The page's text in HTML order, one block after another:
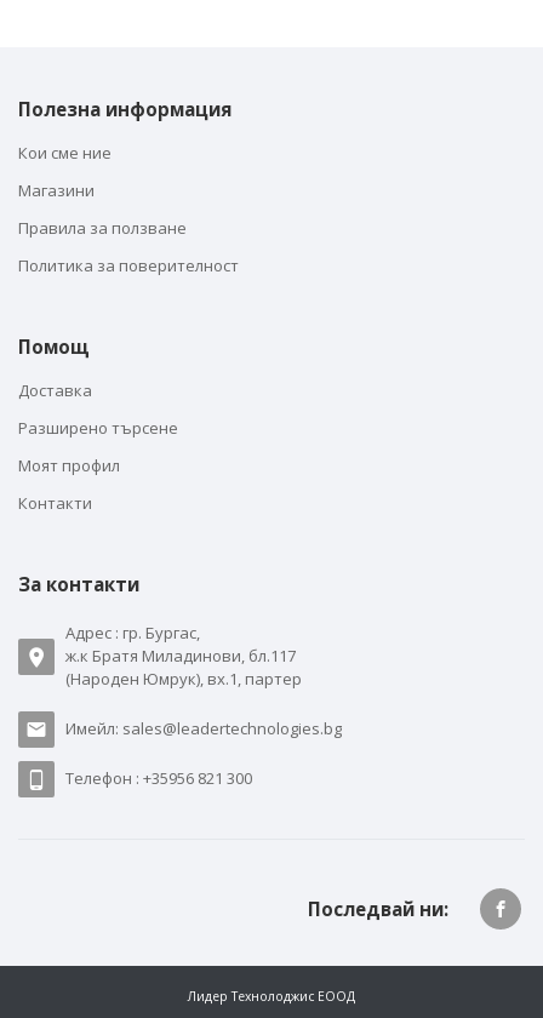
Полезна информация
Кои сме ние
Магазини
Правила за ползване
Политика за поверителност
Помощ
Доставка
Разширено търсене
Моят профил
Контакти
За контакти
Адрес : гр. Бургас,
ж.к Братя Миладинови, бл.117
(Народен Юмрук), вх.1, партер
Имейл: sales@leadertechnologies.bg
Телефон : +35956 821 300
Последвай ни:
Лидер Технолоджис ЕООД